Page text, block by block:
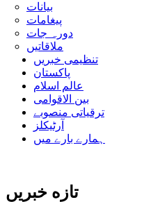
بیانات
پیغامات
دورہ جات
ملاقاتیں
تنظیمی خبریں
پاکستان
عالم اسلام
بین الاقوامی
ترقیاتی منصوبے
آرٹیکلز
ہمارے بارے میں
تازه خبریں